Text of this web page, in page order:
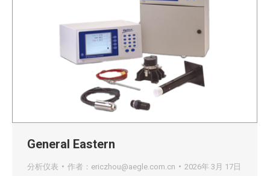
General Eastern
分析仪表 作者： ericzhou@aegle.com.cn 2026年 3月 17日